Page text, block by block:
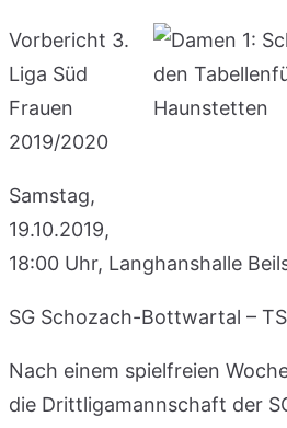
Vorbericht 3.
Liga Süd
Frauen
2019/2020
Samstag,
19.10.2019,
18:00 Uhr, Langhanshalle
SG Schozach-Bottwartal –
Nach einem spielfreien
die Drittligamannschaft der